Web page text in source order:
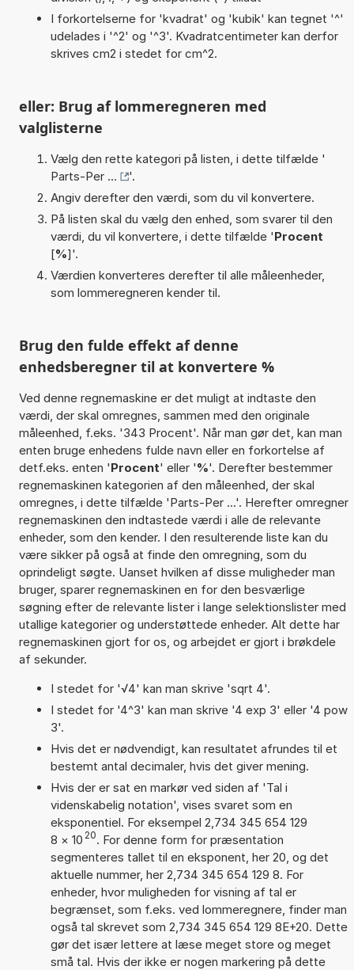
I forkortelserne for 'kvadrat' og 'kubik' kan tegnet '^'
udelades i '^2' og '^3'. Kvadratcentimeter kan derfor
skrives cm2 i stedet for cm^2.
eller: Brug af lommeregneren med
valglisterne
Vælg den rette kategori på listen, i dette tilfælde '
Parts-Per ...
'.
Angiv derefter den værdi, som du vil konvertere.
På listen skal du vælg den enhed, som svarer til den
værdi, du vil konvertere, i dette tilfælde 'Procent
[%]'.
Værdien konverteres derefter til alle måleenheder,
som lommeregneren kender til.
Brug den fulde effekt af denne
enhedsberegner til at konvertere %
Ved denne regnemaskine er det muligt at indtaste den
værdi, der skal omregnes, sammen med den originale
måleenhed, f.eks. '343 Procent'. Når man gør det, kan man
enten bruge enhedens fulde navn eller en forkortelse af
detf.eks. enten 'Procent' eller '%'. Derefter bestemmer
regnemaskinen kategorien af den måleenhed, der skal
omregnes, i dette tilfælde 'Parts-Per ...'. Herefter omregner
regnemaskinen den indtastede værdi i alle de relevante
enheder, som den kender. I den resulterende liste kan du
være sikker på også at finde den omregning, som du
oprindeligt søgte. Uanset hvilken af disse muligheder man
bruger, sparer regnemaskinen en for den besværlige
søgning efter de relevante lister i lange selektionslister med
utallige kategorier og understøttede enheder. Alt dette har
regnemaskinen gjort for os, og arbejdet er gjort i brøkdele
af sekunder.
I stedet for '√4' kan man skrive 'sqrt 4'.
I stedet for '4^3' kan man skrive '4 exp 3' eller '4 pow
3'.
Hvis det er nødvendigt, kan resultatet afrundes til et
bestemt antal decimaler, hvis det giver mening.
Hvis der er sat en markør ved siden af 'Tal i
videnskabelig notation', vises svaret som en
eksponentiel. For eksempel 2,734 345 654 129
8 × 10 20. For denne form for præsentation
segmenteres tallet til en eksponent, her 20, og det
aktuelle nummer, her 2,734 345 654 129 8. For
enheder, hvor muligheden for visning af tal er
begrænset, som f.eks. ved lommeregnere, finder man
også tal skrevet som 2,734 345 654 129 8E+20. Dette
gør det især lettere at læse meget store og meget
små tal. Hvis der ikke er nogen markering på dette